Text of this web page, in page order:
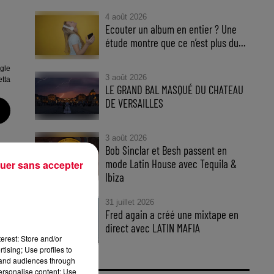
4 août 2026
Ecouter un album en entier ? Une
étude montre que ce n’est plus du...
3 août 2026
LE GRAND BAL MASQUÉ DU CHATEAU
DE VERSAILLES
3 août 2026
Bob Sinclar et Besh passent en
mode Latin House avec Tequila &
Ibiza
31 juillet 2026
Fred again a créé une mixtape en
direct avec LATIN MAFIA
Store and/or
Use profiles to
audiences through
content; Use
sans accepter